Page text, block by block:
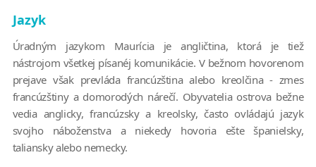
Jazyk
Úradným jazykom Maurícia je angličtina, ktorá je tiež
nástrojom všetkej písanéj komunikácie. V bežnom hovorenom
prejave však prevláda francúzština alebo kreolčina - zmes
francúzštiny a domorodých nárečí. Obyvatelia ostrova bežne
vedia anglicky, francúzsky a kreolsky, často ovládajú jazyk
svojho náboženstva a niekedy hovoria ešte španielsky,
taliansky alebo nemecky.